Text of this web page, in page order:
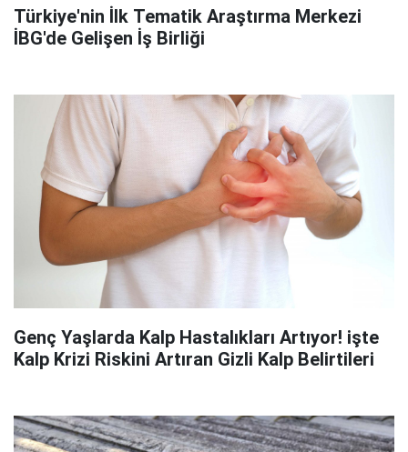
Türkiye'nin İlk Tematik Araştırma Merkezi
İBG'de Gelişen İş Birliği
Genç Yaşlarda Kalp Hastalıkları Artıyor! işte
Kalp Krizi Riskini Artıran Gizli Kalp Belirtileri